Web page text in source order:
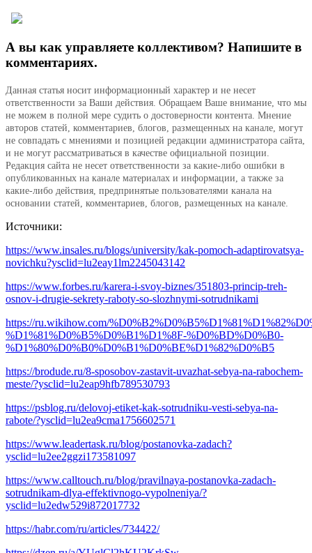
А вы как управляете коллективом? Напишите в
комментариях.
Данная статья носит информационный характер и не несет
ответственности за Ваши действия. Обращаем Ваше внимание, что мы
не можем в полной мере судить о достоверности контента. Мнение
авторов статей, комментариев, блогов, размещенных на канале, могут
не совпадать с мнениями и позицией редакции администратора сайта,
и не могут рассматриваться в качестве официальной позиции.
Редакция сайта не несет ответственности за какие-либо ошибки в
опубликованных на канале материалах и информации, а также за
какие-либо действия, предпринятые пользователями канала на
основании статей, комментариев, блогов, размещенных на канале.
Источники:
https://www.insales.ru/blogs/university/kak-pomoch-adaptirovatsya-
novichku?ysclid=lu2eay1lm2245043142
https://www.forbes.ru/karera-i-svoy-biznes/351803-princip-treh-
osnov-i-drugie-sekrety-raboty-so-slozhnymi-sotrudnikami
https://ru.wikihow.com/
%D1%81%D0%B5%D0%B1%D1%8F-%D0%BD%D0%B0-
%D1%80%D0%B0%D0%B1%D0%BE%D1%82%D0%B5
https://brodude.ru/8-sposobov-zastavit-uvazhat-sebya-na-rabochem-
meste/?ysclid=lu2eap9hfb789530793
https://psblog.ru/delovoj-etiket-kak-sotrudniku-vesti-sebya-na-
rabote/?ysclid=lu2ea9cma1756602571
https://www.leadertask.ru/blog/postanovka-zadach?
ysclid=lu2ee2ggzi173581097
https://www.calltouch.ru/blog/pravilnaya-postanovka-zadach-
sotrudnikam-dlya-effektivnogo-vypolneniya/?
ysclid=lu2edw529i872017732
https://habr.com/ru/articles/734422/